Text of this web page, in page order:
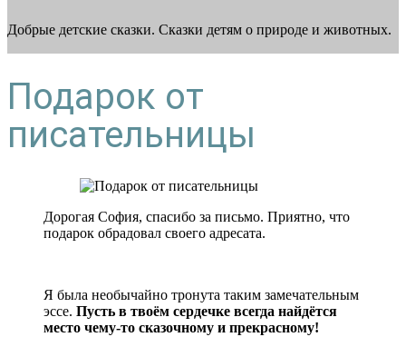
Добрые детские сказки. Сказки детям о природе и животных.
Подарок от
писательницы
Дорогая София, спасибо за письмо. Приятно, что
подарок обрадовал своего адресата.
Я была необычайно тронута таким замечательным
эссе. Пусть в твоём сердечке всегда найдётся
место чему-то сказочному и прекрасному!